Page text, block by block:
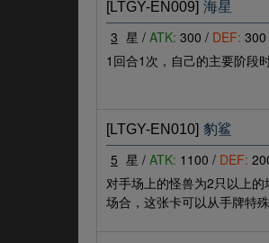
[LTGY-EN009] 海星
3 星 / ATK: 300 / DEF:
1回合1次，自己的主要阶段
[LTGY-EN010] 豹鲨
5 星 / ATK: 1100 / DEF:
对手场上的怪兽为2只以上
场合，这张卡可以从手牌特